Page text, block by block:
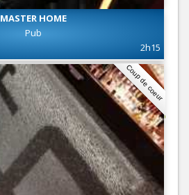
MASTER HOME
Pub
2h15
Coup de coeur